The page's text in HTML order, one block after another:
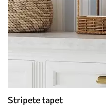
Stripete tapet